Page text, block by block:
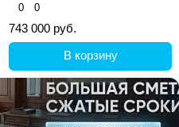
0 0
743 000 руб.
В корзину